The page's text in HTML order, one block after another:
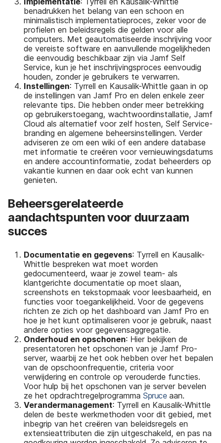
benadrukken het belang van een schoon en
minimalistisch implementatieproces, zeker voor de
profielen en beleidsregels die gelden voor alle
computers. Met geautomatiseerde inschrijving voor
de vereiste software en aanvullende mogelijkheden
die eenvoudig beschikbaar zijn via Jamf Self
Service, kun je het inschrijvingsproces eenvoudig
houden, zonder je gebruikers te verwarren.
Instellingen: Tyrrell en Kausalik-Whittle gaan in op
de instellingen van Jamf Pro en delen enkele zeer
relevante tips. Die hebben onder meer betrekking
op gebruikerstoegang, wachtwoordinstallatie, Jamf
Cloud als alternatief voor zelf hosten, Self Service-
branding en algemene beheersinstellingen. Verder
adviseren ze om een wiki of een andere database
met informatie te creëren voor vernieuwingsdatums
en andere accountinformatie, zodat beheerders op
vakantie kunnen en daar ook echt van kunnen
genieten.
Beheersgerelateerde
aandachtspunten voor duurzaam
succes
Documentatie en gegevens: Tyrrell en Kausalik-
Whittle bespreken wat moet worden
gedocumenteerd, waar je zowel team- als
klantgerichte documentatie op moet slaan,
screenshots en tekstopmaak voor leesbaarheid, en
functies voor toegankelijkheid. Voor de gegevens
richten ze zich op het dashboard van Jamf Pro en
hoe je het kunt optimaliseren voor je gebruik, naast
andere opties voor gegevensaggregatie.
Onderhoud en opschonen: Hier bekijken de
presentatoren het opschonen van je Jamf Pro-
server, waarbij ze het ook hebben over het bepalen
van de opschoonfrequentie, criteria voor
verwijdering en controle op verouderde functies.
Voor hulp bij het opschonen van je server bevelen
ze het opdrachtregelprogramma Spruce aan.
Verandermanagement: Tyrrell en Kausalik-Whittle
delen de beste werkmethoden voor dit gebied, met
inbegrip van het creëren van beleidsregels en
extensieattributen die zijn uitgeschakeld, en pas na